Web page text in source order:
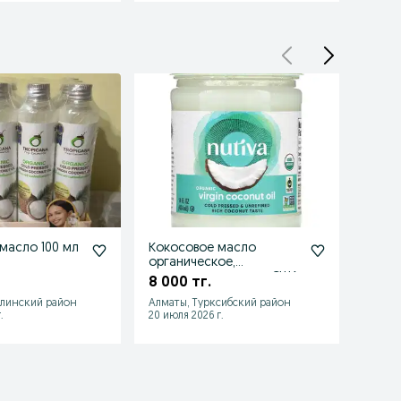
100 мл
район
Кокосовое масло
органическое,
холодного отжима, США
8 000 тг.
Алматы, Турксибский район
20 июля 2026 г.